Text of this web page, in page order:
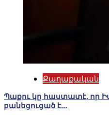
Քաղաքական
Պաքու կը հաստատէ, որ
բանեցուցած է…